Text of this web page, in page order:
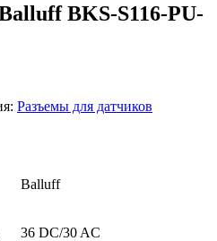
BKS-S116-PU-
Разъемы для датчиков
Balluff
36 DC/30 AC